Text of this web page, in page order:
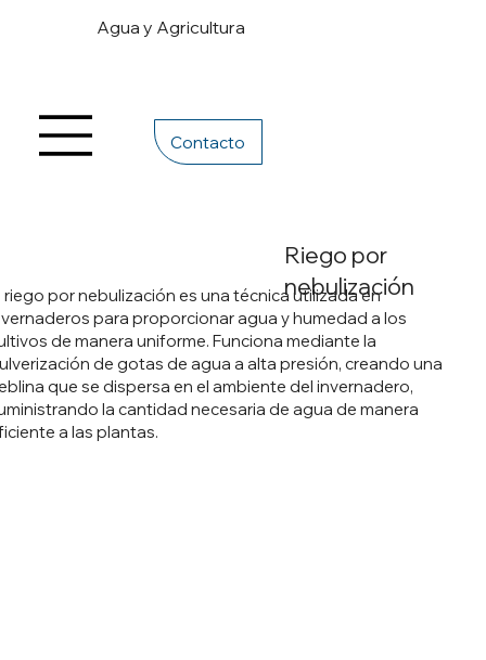
Agua y Agricultura
Contacto
Riego por
nebulización
riego por nebulización es una técnica utilizada en
para proporcionar agua y humedad a los
de manera uniforme. Funciona mediante la
de gotas de agua a alta presión, creando una
que se dispersa en el ambiente del invernadero,
la cantidad necesaria de agua de manera
a las plantas.